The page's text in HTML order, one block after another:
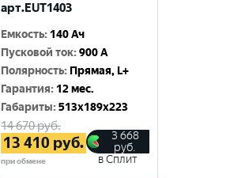
арт.EUT1403
Емкость: 140 Ач
Пусковой ток:900 A
Полярность: Прямая, L+
Гарантия: 12 мес.
Габариты:513x189x223
14 670руб.
13 410 руб.
при обмене
3 668
руб.
в Сплит